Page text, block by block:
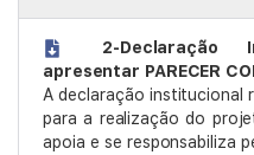
2-Declaração
apresentar PARECER
A declaração institucional
para a realização do
apoia e se responsabiliza